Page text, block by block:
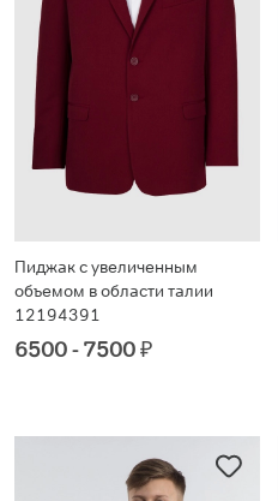
Пиджак с увеличенным
объемом в области талии
12194391
6500 - 7500₽